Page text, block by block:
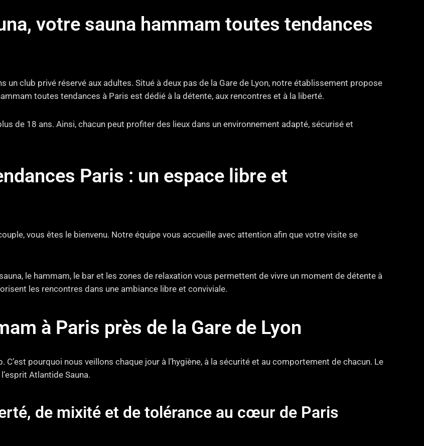
votre sauna hammam toutes tendances
un club privé réservé aux adultes. Situé à deux pas de la Gare de Lyon, notre établissement propose
toutes tendances à Paris est dédié à la détente, aux rencontres et à la liberté.
de 18 ans. Ainsi, chacun peut profiter des lieux dans un environnement adapté, sécurisé et
Paris : un espace libre et
vous êtes le bienvenu. Notre équipe vous accueille avec attention afin que votre visite se
le hammam, le bar et les zones de relaxation vous permettent de vivre un moment de détente à
les rencontres dans une ambiance libre et conviviale.
à Paris près de la Gare de Lyon
pourquoi nous veillons chaque jour à l’hygiène, à la sécurité et au comportement de chacun. Le
Atlantide Sauna.
de mixité et de tolérance au cœur de Paris